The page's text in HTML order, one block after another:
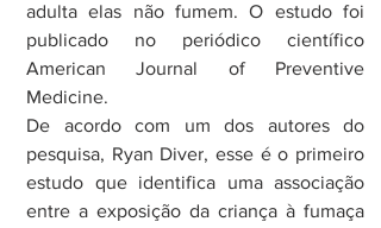
adulta elas não fumem. O estudo foi
publicado no periódico científico
American Journal of Preventive
Medicine.
De acordo com um dos autores do
pesquisa, Ryan Diver, esse é o primeiro
estudo que identifica uma associação
entre a exposição da criança à fumaça